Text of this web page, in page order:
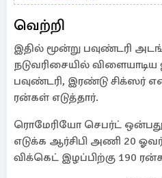
வெற்றி
இதில் மூன்று பவுண்டரி
நடுவரிசையில்
பவுண்டரி, இரண்டு சிக்ஸர்
ரன்கள் எடுத்தார்.
ரொமேரியோ செபர்ட்
எடுக்க ஆர்சிபி அணி 20
விக்கெட் இழப்பிற்கு 190